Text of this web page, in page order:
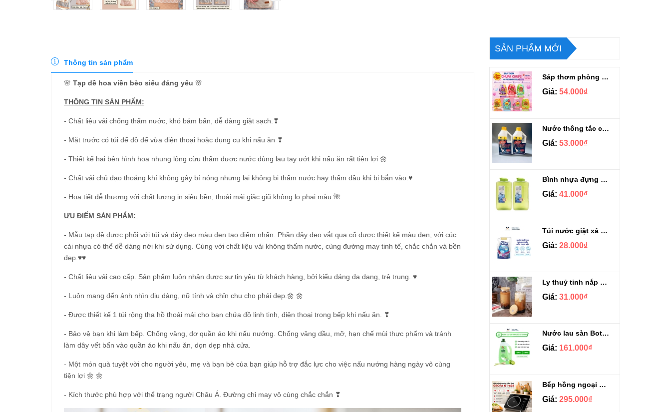
Thông tin sản phẩm
🌸 Tạp dề hoa viền bèo siêu đáng yêu 🌸
THÔNG TIN SẢN PHẨM:
- Chất liệu vải chống thấm nước, khó bám bẩn, dễ dàng giặt sạch.❣
- Mặt trước có túi để đồ để vừa điện thoại hoặc dụng cụ khi nấu ăn ❣
- Thiết kế hai bên hình hoa nhung lông cừu thấm được nước dùng lau tay ướt khi nấu ăn rất tiện lợi 🌼
- Chất vải chủ đạo thoáng khí không gây bí nóng nhưng lại không bị thấm nước hay thấm dầu khi bị bắn vào.♥
- Họa tiết dễ thương với chất lượng in siêu bền, thoải mái giặc giũ không lo phai màu.🌺
ƯU ĐIỂM SẢN PHẨM:
- Mẫu tạp dề được phối với túi và dây đeo màu đen tạo điểm nhấn. Phần dây đeo vắt qua cổ được thiết kế màu đen, với cúc
cài nhựa có thể dễ dàng nới khi sử dụng. Cùng với chất liệu vải không thấm nước, cùng đường may tinh tế, chắc chắn và bền
đẹp.♥♥
- Chất liệu vải cao cấp. Sản phẩm luôn nhận được sự tin yêu từ khách hàng, bởi kiểu dáng đa dạng, trẻ trung. ♥
- Luôn mang đến ánh nhìn dịu dàng, nữ tính và chỉn chu cho phái đẹp.🌼 🌼
- Được thiết kế 1 túi rộng tha hồ thoải mái cho bạn chứa đồ linh tinh, điện thoại trong bếp khi nấu ăn. ❣
- Bảo vệ bạn khi làm bếp. Chống văng, dơ quần áo khi nấu nướng. Chống văng dầu, mỡ, hạn chế mùi thực phẩm và tránh
làm dây vết bẩn vào quần áo khi nấu ăn, dọn dẹp nhà cửa.
- Một món quà tuyệt vời cho người yêu, mẹ và bạn bè của bạn giúp hỗ trợ đắc lực cho việc nấu nướng hàng ngày vô cùng
tiện lợi 🌼 🌼
- Kích thước phù hợp với thể trạng người Châu Á. Đường chỉ may vô cùng chắc chắn ❣
SẢN PHẨM MỚI
Sáp thơm phòng Chupa Chups Thái Lan 230g
Giá: 54.000₫
Nước thông tắc cầu cống siêu mạnh Sifa 1.4kg
Giá: 53.000₫
Bình nhựa đựng nước Aqua Lock&Lock 2.1L
Giá: 41.000₫
Túi nước giặt xả Sizen hương nước hoa 500 ml
Giá: 28.000₫
Ly thuỷ tinh nắp gỗ kèm ống hút chịu nhiệt 500ml
Giá: 31.000₫
Nước lau sàn Botany tinh dầu sả chanh chai 3.9kg
Giá: 161.000₫
Bếp hồng ngoại cảm ứng Gropa G1-602
Giá: 295.000₫